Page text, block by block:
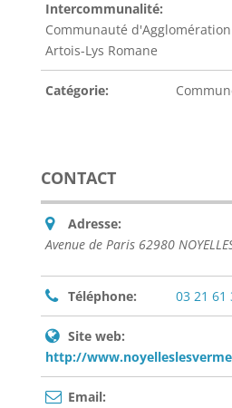
Intercommunalité:
Communauté
Artois-Lys Romane
Catégorie:
CONTACT
Adresse:
Avenue de Paris 62980
Téléphone: 03 21 61
Site web:
http://
Email: